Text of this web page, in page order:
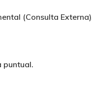
(Consulta
puntual.